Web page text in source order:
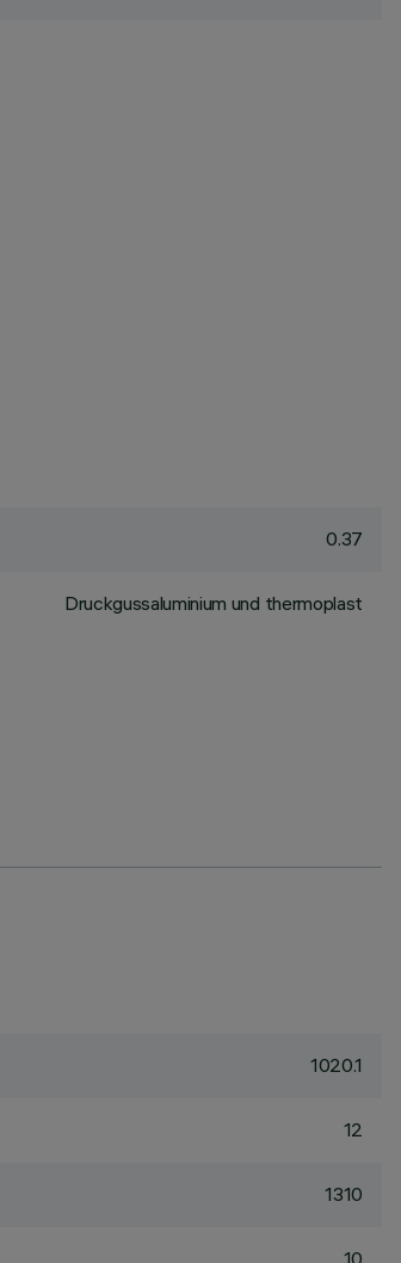
0.37
Druckgussaluminium und thermoplast
1020.1
12
1310
10